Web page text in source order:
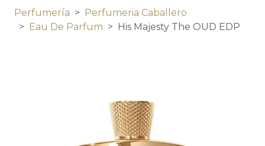
Perfumería
Perfumeria Caballero
Eau De Parfum
His Majesty The OUD EDP